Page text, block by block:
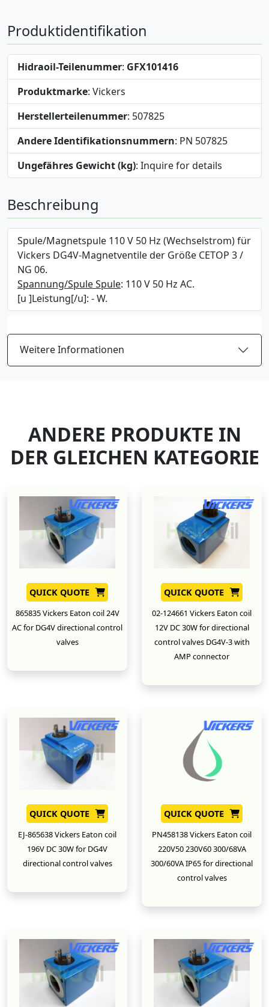
Produktidentifikation
Hidraoil-Teilenummer: GFX101416
Produktmarke: Vickers
Herstellerteilenummer: 507825
Andere Identifikationsnummern: PN 507825
Ungefähres Gewicht (kg): Inquire for details
Beschreibung
Spule/Magnetspule 110 V 50 Hz (Wechselstrom) für
Vickers DG4V-Magnetventile der Größe CETOP 3 /
NG 06.
Spannung/Spule Spule: 110 V 50 Hz AC.
[u ]Leistung[/u]: - W.
Weitere Informationen
ANDERE PRODUKTE IN
DER GLEICHEN KATEGORIE
QUICK QUOTE
865835 Vickers Eaton coil 24V
AC for DG4V directional control
valves
QUICK QUOTE
02-124661 Vickers Eaton coil
12V DC 30W for directional
control valves DG4V-3 with
AMP connector
QUICK QUOTE
EJ-865638 Vickers Eaton coil
196V DC 30W for DG4V
directional control valves
QUICK QUOTE
PN458138 Vickers Eaton coil
220V50 230V60 300/68VA
300/60VA IP65 for directional
control valves